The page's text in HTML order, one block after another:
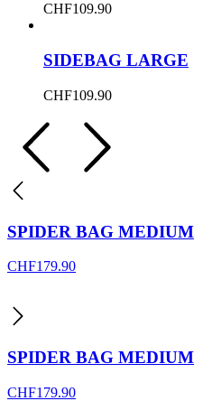
CHF109.90
SIDEBAG LARGE
CHF109.90
SPIDER BAG MEDIUM
CHF179.90
SPIDER BAG MEDIUM
CHF179.90